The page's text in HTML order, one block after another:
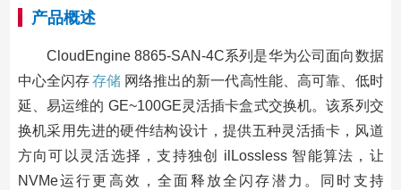
产品概述
CloudEngine 8865-SAN-4C系列是华为公司面向数据
中心全闪存存储 网络推出的新一代高性能、高可靠、低时
延、易运维的 GE~100GE灵活插卡盒式交换机。该系列交
换机采用先进的硬件结构设计，提供五种灵活插卡，风道
方向可以灵活选择，支持独创 ilLossless 智能算法，让
NVMe运行更高效，全面释放全闪存潜力。同时支持